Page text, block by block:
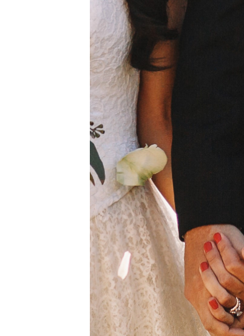
korábban, hogy ki mit tartana
meg az ideje. Egy valamire való
könnyű a figyelmet fenntartani, főleg
ital, a vőfély ezeket a pillanatokat
vendégek.
helyzet”, mert ilyenkor rendszeresen
milyen kellemetlen, amikor kezdődne
sehol senki. Ha van vőfélyetek, biztosra
lesz.
nem? Írjátok meg nekünk is!
ezzel részt vesztek majd minden
Adunk pár tanácsot:
okosan
A